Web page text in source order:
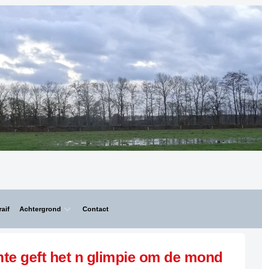
Achtergrond
KREUZE
Contact
geft het n glimpie om de mond